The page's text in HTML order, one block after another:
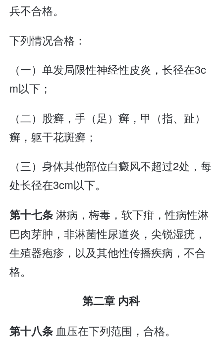
兵不合格。
下列情况合格：
（一）单发局限性神经性皮炎，长径在3c
m以下；
（二）股癣，手（足）癣，甲（指、趾）
癣，躯干花斑癣；
（三）身体其他部位白癜风不超过2处，每
处长径在3cm以下。
第十七条淋病，梅毒，软下疳，性病性淋
巴肉芽肿，非淋菌性尿道炎，尖锐湿疣，
生殖器疱疹，以及其他性传播疾病，不合
格。
第二章 内科
第十八条 血压在下列范围，合格。